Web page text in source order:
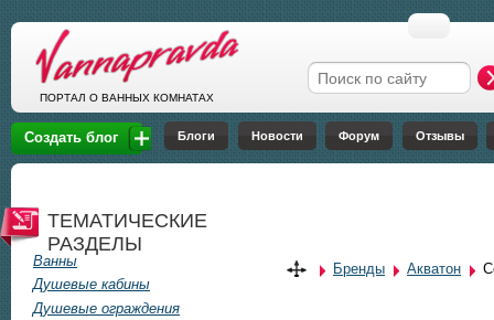
ПОРТАЛ О ВАННЫХ КОМНАТАХ Форма поиска
Создать блог Блоги Новости Форум Отзывы
ТЕМАТИЧЕСКИЕ
РАЗДЕЛЫ
Ванны
Душевые кабины
Душевые ограждения
Бренды Акватон